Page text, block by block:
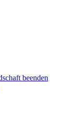
beenden